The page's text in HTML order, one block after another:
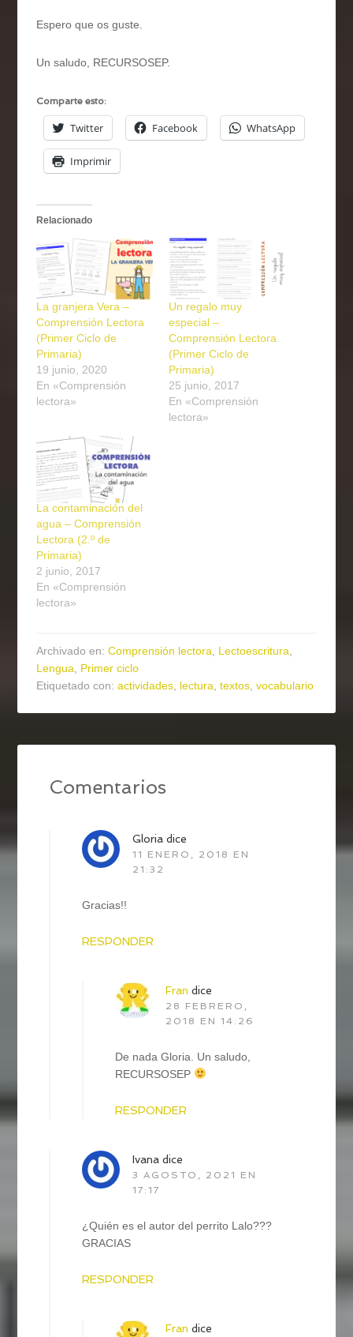
Espero que os guste.
Un saludo, RECURSOSEP.
Comparte esto:
Twitter Facebook WhatsApp
Imprimir
Relacionado
La granjera Vera –
Comprensión Lectora
(Primer Ciclo de
Primaria)
19 junio, 2020
En «Comprensión
lectora»
Un regalo muy
especial –
Comprensión Lectora
(Primer Ciclo de
Primaria)
25 junio, 2017
En «Comprensión
lectora»
La contaminación del
agua – Comprensión
Lectora (2.º de
Primaria)
2 junio, 2017
En «Comprensión
lectora»
Archivado en:Comprensión lectora Lectoescritura
Lengua
Primer ciclo
Etiquetado con:actividades lectura ,textos ,vocabulario
Comentarios
Gloria dice
11 ENERO, 2018 EN
21:32
Gracias!!
RESPONDER
Fran dice
28 FEBRERO,
2018 EN 14:26
De nada Gloria. Un saludo,
RECURSOSEP
RESPONDER
Ivana dice
3 AGOSTO, 2021 EN
17:17
¿Quién es el autor del perrito Lalo???
GRACIAS
RESPONDER
Fran dice